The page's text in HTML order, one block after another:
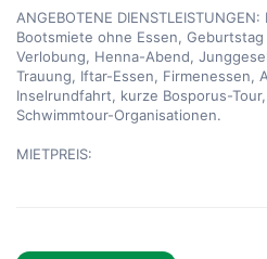
ANGEBOTENE
Bootsmiete ohne Essen,
Verlobung, Henna-Abend,
Trauung, Iftar-Essen, Firmenessen,
Inselrundfahrt, kurze Bosporus-
Schwimmtour-Organisationen.
MIETPREIS: